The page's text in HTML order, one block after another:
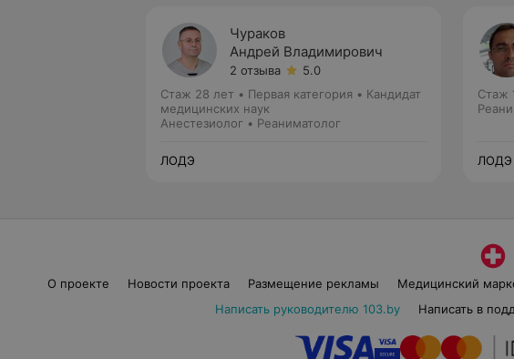
Чураков
Андрей Владимирович
2 отзыва
5.0
Стаж 28 лет • Первая категория • Кандидат
медицинских наук
Анестезиолог • Реаниматолог
ЛОДЭ
Стаж
ЛОДЭ
О проекте Новости проекта Размещение рекламы Медицинский
Написать руководителю 103.by
Написать в